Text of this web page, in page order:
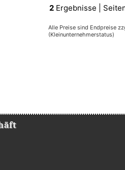
2 Ergebnisse |
Alle Preise sind Endpreise
(Kleinunternehmerstatus)